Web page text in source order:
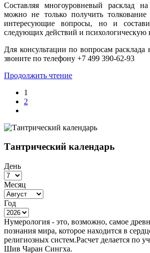
Составляя многоуровневый расклад
можно не только получить
интересующие вопросы, но и
следующих действий и психологическую
Для консультации по вопросам
звоните по телефону +7 499 390-62-93
Продолжить чтение
1
2
Тантрический календарь
День
Месяц
Год
Нумерология - это, возможно, самое
познания мира, которое находится в
религиозных систем.Расчет делается по
Шив Чаран Сингха.